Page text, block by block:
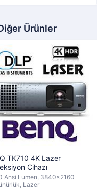
Ürünler
TK710 4K Lazer
Cihazı
Ansi Lumen, 3840x2160
Lazer